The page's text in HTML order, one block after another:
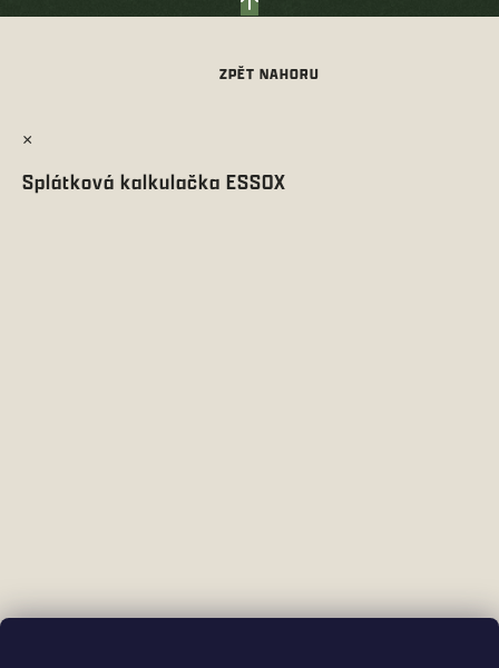
×
Splátková kalkulačka ESSOX